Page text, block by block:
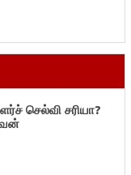
செல்வி சரியா?